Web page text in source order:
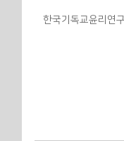
한국기독교윤리연